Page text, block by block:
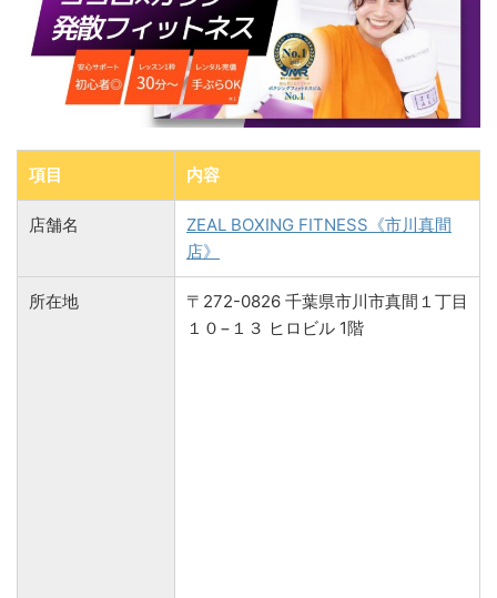
項目 内容
店舗名
ZEAL BOXING FITNESS《市川真間
店》
所在地
〒272-0826 千葉県市川市真間１丁目
１０−１３ ヒロビル 1階